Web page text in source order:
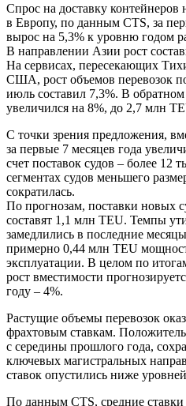
Спрос на доставку
в Европу, по данным CTS, за
вырос на 5,3% к уровню годом
В направлении Азии рост
На сервисах, пересекающих
США, рост объемов перевозок
июль составил 7,3%. В
увеличился на 8%, до 2,7 млн
С точки зрения предложения,
за первые 7 месяцев года
счет поставок судов – более 12
сегментах судов меньшего
сократилась.
По прогнозам, поставки новых
составят 1,1 млн TEU. Темпы
замедлились в последние
примерно 0,44 млн TEU
эксплуатации. В целом по
рост вместимости
году – 4%.
Растущие объемы перевозок
фрахтовым ставкам.
с середины прошлого года,
ключевых магистральных
ставок опустились ниже
По данным CTS, средние ставки